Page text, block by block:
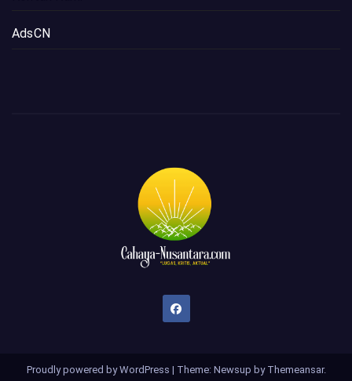
AdsCN
Proudly powered by WordPress | Theme: Newsup by Themeansar.